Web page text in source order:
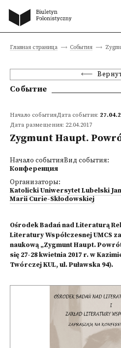
Главная страница События
Событие
Начало событияДата события:
Дата размещения: 22.04.2017
Zygmunt Haupt.
Начало событияВид события:
Конференция
Организаторы:
Katolicki Uniwersytet Lubelski
Marii Curie-Skłodowskiej
Ośrodek Badań nad Literaturą
Literatury Współczesnej UMCS
naukową „Zygmunt Haupt.
się 27-28 kwietnia 2017 r. w
Twórczej KUL, ul. Puławska 94).